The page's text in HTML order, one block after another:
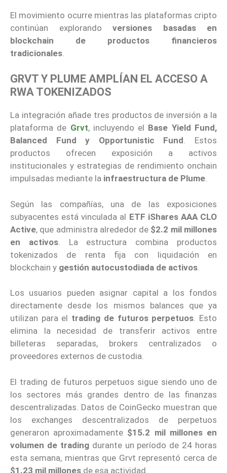
El movimiento ocurre mientras las plataformas cripto
continúan explorando versiones basadas en
blockchain de productos financieros
tradicionales
GRVT Y PLUME AMPLÍAN EL ACCESO A
RWA TOKENIZADOS
La integración añade tres productos de inversión a la
plataforma de Grvt, incluyendo el Base Yield Fund,
Balanced Fund y Opportunistic Fund. Estos
productos ofrecen exposición a activos
institucionales y estrategias de rendimiento onchain
impulsadas mediante la infraestructura de Plume.
Según las compañías, una de las exposiciones
subyacentes está vinculada al ETF iShares AAA CLO
Active, que administra alrededor de $2.2 mil millones
en activos. La estructura combina productos
tokenizados de renta fija con liquidación en
blockchain y gestión autocustodiada de activos
Los usuarios pueden asignar capital a los fondos
directamente desde los mismos balances que ya
utilizan para el trading de futuros perpetuos. Esto
elimina la necesidad de transferir activos entre
billeteras separadas, brokers centralizados o
proveedores externos de custodia.
El trading de futuros perpetuos sigue siendo uno de
los sectores más grandes dentro de las finanzas
descentralizadas. Datos de CoinGecko muestran que
los exchanges descentralizados de perpetuos
generaron aproximadamente $15.2 mil millones en
volumen de tradingdurante un período de 24 horas
esta semana, mientras que Grvt representó cerca de
$1.23 mil millones de esa actividad.